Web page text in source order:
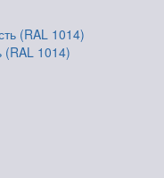
(RAL 1014)